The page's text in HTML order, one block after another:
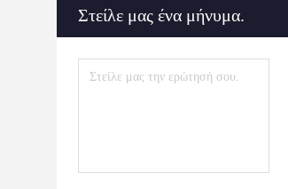
Στείλε μας ένα μήνυμα.